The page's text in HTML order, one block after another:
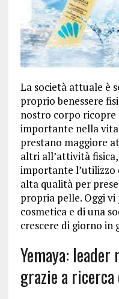
La società attuale è
proprio benessere
nostro corpo
importante nella
prestano maggiore
altri all’attività
importante
alta qualità per
propria pelle. Oggi
cosmetica e di una
crescere di giorno in
Yemaya:
grazie a